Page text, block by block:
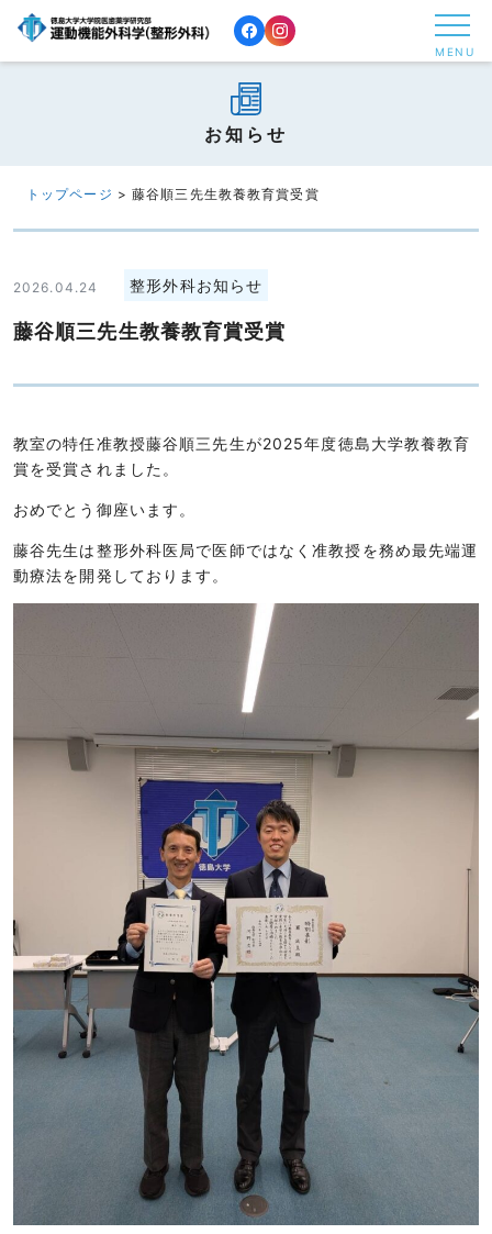
へ
プ
る
MENU
お知らせ
トップページ >藤谷順三先生教養教育賞受賞
2026.04.24 整形外科お知らせ
藤谷順三先生教養教育賞受賞
教室の特任准教授藤谷順三先生が2025年度徳島大学教養教育
賞を受賞されました。
おめでとう御座います。
藤谷先生は整形外科医局で医師ではなく准教授を務め最先端運
動療法を開発しております。